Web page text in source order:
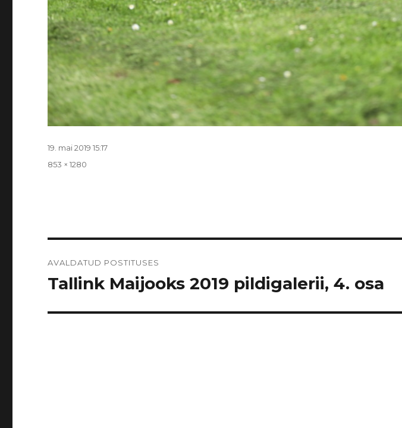
Postitatud
19. mai 2019 15:17
Täissuurus
853 × 1280
AVALDATUD POSTITUSES
Tallink Maijooks 2019 pildigalerii, 4. osa